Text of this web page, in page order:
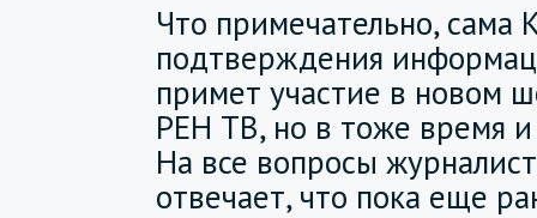
Что примечательно, сама
подтверждения
примет участие в новом
РЕН ТВ, но в тоже время и
На все вопросы
отвечает, что пока еще